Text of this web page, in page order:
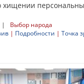
хищении
|
Выбор народа
| Подробности | Точка